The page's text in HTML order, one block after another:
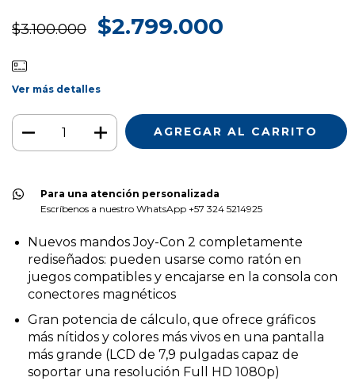
$3.100.000 $2.799.000
Ver más detalles
Para una atención personalizada
Escríbenos a nuestro WhatsApp +57 324 5214925
Nuevos mandos Joy-Con 2 completamente
rediseñados: pueden usarse como ratón en
juegos compatibles y encajarse en la consola con
conectores magnéticos
Gran potencia de cálculo, que ofrece gráficos
más nítidos y colores más vivos en una pantalla
más grande (LCD de 7,9 pulgadas capaz de
soportar una resolución Full HD 1080p)